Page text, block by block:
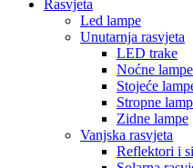
Rasvjeta
Led lampe
Unutarnja rasvjeta
LED trake
Noćne
Stojeće
Stropne
Zidne lampe
Vanjska rasvjeta
Reflektori i